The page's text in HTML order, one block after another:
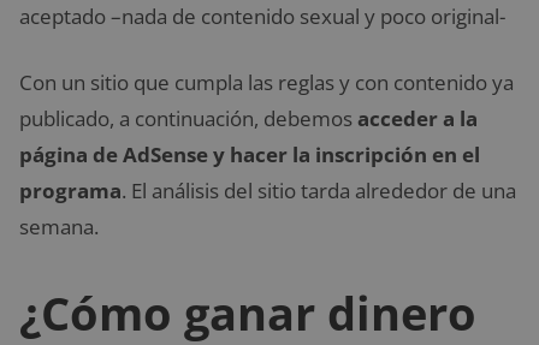
aceptado –nada de contenido sexual y poco original-
Con un sitio que cumpla las reglas y con contenido ya
publicado, a continuación, debemos acceder a la
página de AdSense y hacer la inscripción en el
programa. El análisis del sitio tarda alrededor de una
semana.
¿Cómo ganar dinero